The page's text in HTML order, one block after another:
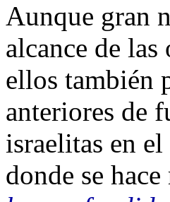
Aunque gran
alcance de
ellos también
anteriores de
israelitas en
donde se